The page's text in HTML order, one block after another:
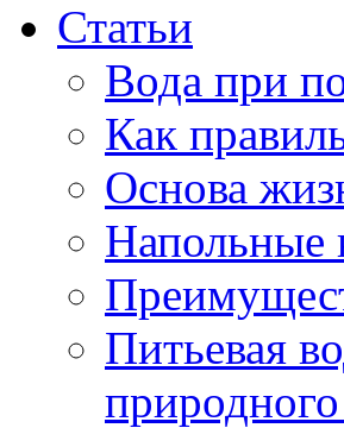
Статьи
Вода при
Как
Основа
Напольные
Питьевая